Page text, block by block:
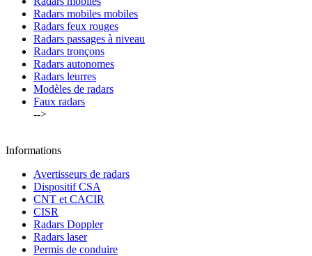
Radars mobiles mobiles
Radars feux rouges
Radars passages à niveau
Radars tronçons
Radars autonomes
Radars leurres
Modèles de radars
Faux radars
-->
Informations
Avertisseurs de radars
Dispositif CSA
CNT et CACIR
CISR
Radars Doppler
Radars laser
Permis de conduire